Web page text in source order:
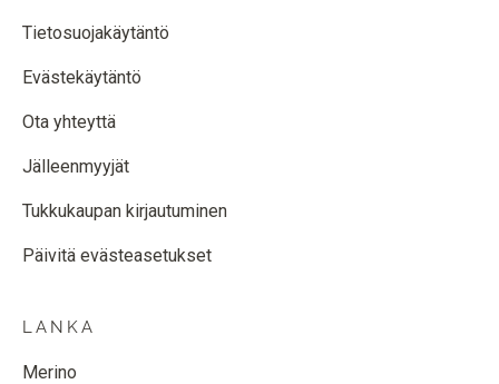
Tietosuojakäytäntö
Evästekäytäntö
Ota yhteyttä
Jälleenmyyjät
Tukkukaupan kirjautuminen
Päivitä evästeasetukset
LANKA
Merino